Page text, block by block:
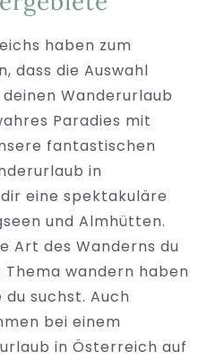
haben zum
dass die Auswahl
Wanderurlaub
Paradies mit
fantastischen
in
eine spektakuläre
und Almhütten.
Art des Wanderns du
Thema wandern haben
suchst. Auch
bei einem
in Österreich auf